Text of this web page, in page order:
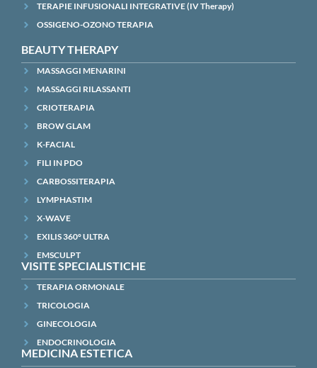
TERAPIE INFUSIONALI INTEGRATIVE (IV Therapy)
OSSIGENO-OZONO TERAPIA
BEAUTY THERAPY
MASSAGGI MENARINI
MASSAGGI RILASSANTI
CRIOTERAPIA
BROW GLAM
K-FACIAL
FILI IN PDO
CARBOSSITERAPIA
LYMPHASTIM
X-WAVE
EXILIS 360° ULTRA
EMSCULPT
VISITE SPECIALISTICHE
TERAPIA ORMONALE
TRICOLOGIA
GINECOLOGIA
ENDOCRINOLOGIA
MEDICINA ESTETICA